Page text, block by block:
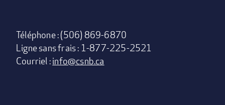
Téléphone : (506) 869-6870
Ligne sans frais : 1-877-225-2521
Courriel :info@csnb.ca